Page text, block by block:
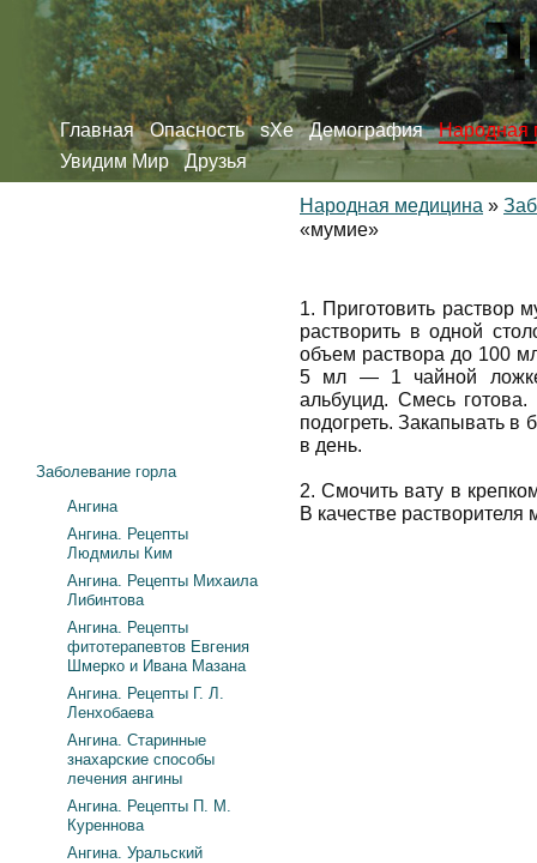
Главная Опасность sXe Демография
Народная
Увидим Мир
Друзья
Народная медицина »
«мумие»
1. Приготовить раствор
растворить в одной
объем раствора до 100
5 мл — 1 чайной
альбуцид. Смесь
подогреть. Закапывать
в день.
2. Смочить вату в
В качестве растворителя
Заболевание горла
Ангина
Ангина. Рецепты
Людмилы Ким
Ангина. Рецепты Михаила
Либинтова
Ангина. Рецепты
фитотерапевтов Евгения
Шмерко и Ивана Мазана
Ангина. Рецепты Г. Л.
Ленхобаева
Ангина. Старинные
знахарские способы
лечения ангины
Ангина. Рецепты П. М.
Куреннова
Ангина. Уральский